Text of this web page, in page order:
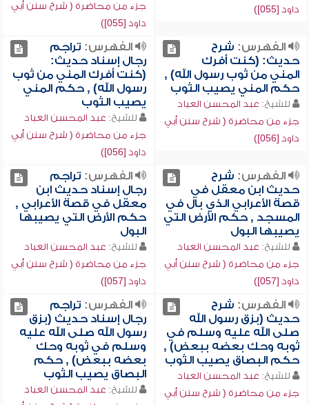
داود [055])
جزء من محاضرة ( شرح سنن أبي
داود [055])
الفهرس: شرح
حديث: (كنت أفرك
المني من ثوب رسول الله) ,
حكم المني يصيب الثوب
للشيخ: عبد المحسن العباد
جزء من محاضرة ( شرح سنن أبي
داود [056])
الفهرس: تراجم
رجال إسناد حديث:
(كنت أفرك المني من ثوب
رسول الله) , حكم المني
يصيب الثوب
للشيخ: عبد المحسن العباد
جزء من محاضرة ( شرح سنن أبي
داود [056])
الفهرس: شرح
حديث ابن معقل في
قصة الأعرابي الذي بال في
المسجد , حكم الأرض التي
يصيبها البول
للشيخ: عبد المحسن العباد
جزء من محاضرة ( شرح سنن أبي
داود [057])
الفهرس: تراجم
رجال إسناد حديث ابن
معقل في قصة الأعرابي ,
حكم الأرض التي يصيبها
البول
للشيخ: عبد المحسن العباد
جزء من محاضرة ( شرح سنن أبي
داود [057])
الفهرس: شرح
حديث (بزق رسول الله
صلى الله عليه وسلم في
ثوبه وحك بعضه ببعض) ,
حكم البصاق يصيب الثوب
للشيخ: عبد المحسن العباد
جزء من محاضرة ( شرح سنن أبي
الفهرس: تراجم
رجال إسناد حديث (بزق
رسول الله صلى الله عليه
وسلم في ثوبه وحك
بعضه ببعض) , حكم
البصاق يصيب الثوب
للشيخ: عبد المحسن العباد